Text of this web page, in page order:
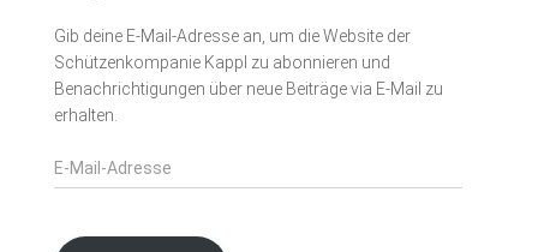
Gib deine E-Mail-Adresse an, um die Website der
Schützenkompanie Kappl zu abonnieren und
Benachrichtigungen über neue Beiträge via E-Mail zu
erhalten.
E
-